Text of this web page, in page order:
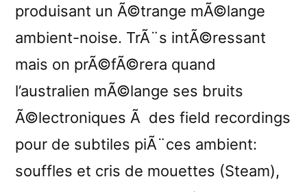
produisant un Ã©trange mÃ©lange
ambient-noise. TrÃ¨s intÃ©ressant
mais on prÃ©fÃ©rera quand
l’australien mÃ©lange ses bruits
Ã©lectroniques Ã des field recordings
pour de subtiles piÃ¨ces ambient:
souffles et cris de mouettes (Steam),